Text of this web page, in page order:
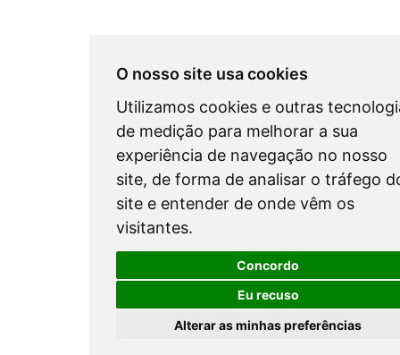
O nosso site usa cookies
Utilizamos cookies e outras
de medição para melhorar a sua
experiência de navegação no nosso
site, de forma de analisar o tráfego
site e entender de onde vêm os
visitantes.
Concordo
Eu recuso
Alterar as minhas preferências